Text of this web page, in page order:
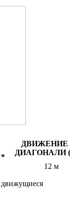
ДВИЖЕНИЕ
ДИАГОНАЛИ
12 м
движущиеся